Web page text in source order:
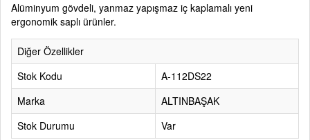
Alüminyum gövdeli, yanmaz yapışmaz iç kaplamalı yeni
ergonomik saplı ürünler.
Diğer Özellikler
Stok Kodu
A-112DS22
Marka
ALTINBAŞAK
Stok Durumu
Var